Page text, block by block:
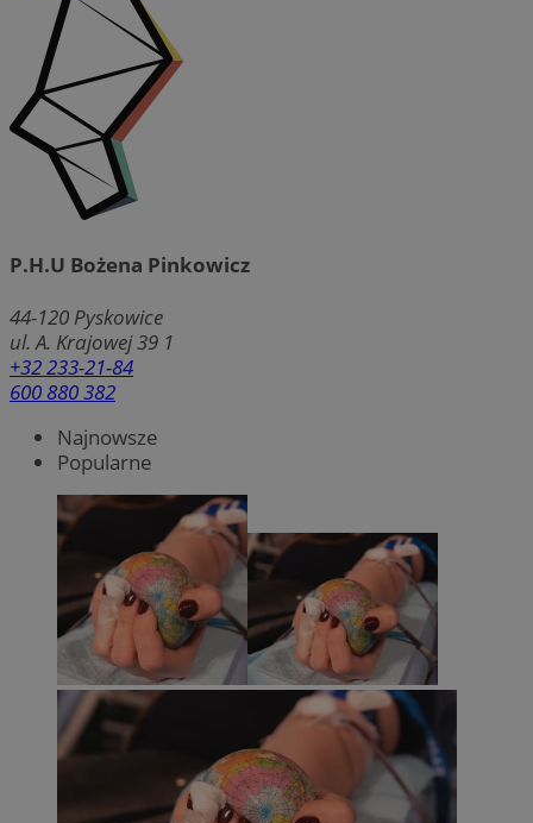
P.H.U Bożena Pinkowicz
44-120 Pyskowice
ul. A. Krajowej 39 1
+32 233-21-84
600 880 382
Najnowsze
Popularne